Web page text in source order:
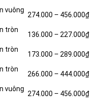
vuông
274.000 – 456.000₫
tròn
136.000 – 227.000₫
tròn
173.000 – 289.000₫
tròn
266.000 – 444.000₫
vuông
274.000 – 456.000₫